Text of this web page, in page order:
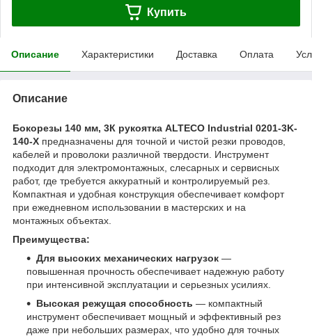
Купить
Описание Характеристики Доставка Оплата
Описание
Бокорезы 140 мм, 3К рукоятка ALTECO Industrial 0201-3K-
140-X предназначены для точной и чистой резки проводов,
кабелей и проволоки различной твердости. Инструмент
подходит для электромонтажных, слесарных и сервисных
работ, где требуется аккуратный и контролируемый рез.
Компактная и удобная конструкция обеспечивает комфорт
при ежедневном использовании в мастерских и на
монтажных объектах.
Преимущества:
Для высоких механических нагрузок —
повышенная прочность обеспечивает надежную работу
при интенсивной эксплуатации и серьезных усилиях.
Высокая режущая способность — компактный
инструмент обеспечивает мощный и эффективный рез
даже при небольших размерах, что удобно для точных